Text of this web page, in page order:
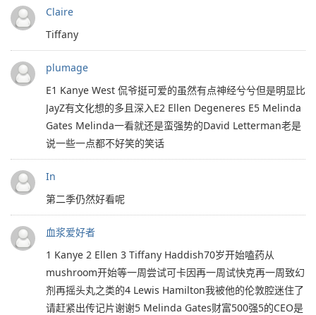
Claire
Tiffany
plumage
E1 Kanye West 侃爷挺可爱的虽然有点神经兮兮但是明显比
JayZ有文化想的多且深入E2 Ellen Degeneres E5 Melinda
Gates Melinda一看就还是蛮强势的David Letterman老是
说一些一点都不好笑的笑话
In
第二季仍然好看呢
血浆爱好者
1 Kanye 2 Ellen 3 Tiffany Haddish70岁开始嗑药从
mushroom开始等一周尝试可卡因再一周试快克再一周致幻
剂再摇头丸之类的4 Lewis Hamilton我被他的伦敦腔迷住了
请赶紧出传记片谢谢5 Melinda Gates财富500强5的CEO是